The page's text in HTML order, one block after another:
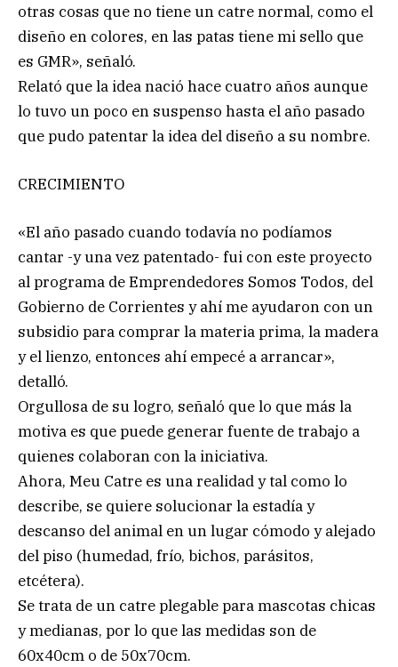
otras cosas que no tiene un catre normal, como el
diseño en colores, en las patas tiene mi sello que
es GMR», señaló.
Relató que la idea nació hace cuatro años aunque
lo tuvo un poco en suspenso hasta el año pasado
que pudo patentar la idea del diseño a su nombre.
CRECIMIENTO
«El año pasado cuando todavía no podíamos
cantar -y una vez patentado- fui con este proyecto
al programa de Emprendedores Somos Todos, del
Gobierno de Corrientes y ahí me ayudaron con un
subsidio para comprar la materia prima, la madera
y el lienzo, entonces ahí empecé a arrancar»,
detalló.
Orgullosa de su logro, señaló que lo que más la
motiva es que puede generar fuente de trabajo a
quienes colaboran con la iniciativa.
Ahora, Meu Catre es una realidad y tal como lo
describe, se quiere solucionar la estadía y
descanso del animal en un lugar cómodo y alejado
del piso (humedad, frío, bichos, parásitos,
etcétera).
Se trata de un catre plegable para mascotas chicas
y medianas, por lo que las medidas son de
60x40cm o de 50x70cm.